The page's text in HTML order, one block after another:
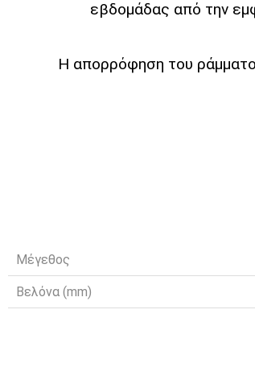
εβδομάδας από την
Η απορρόφηση του
Μέγεθος
Βελόνα (mm)